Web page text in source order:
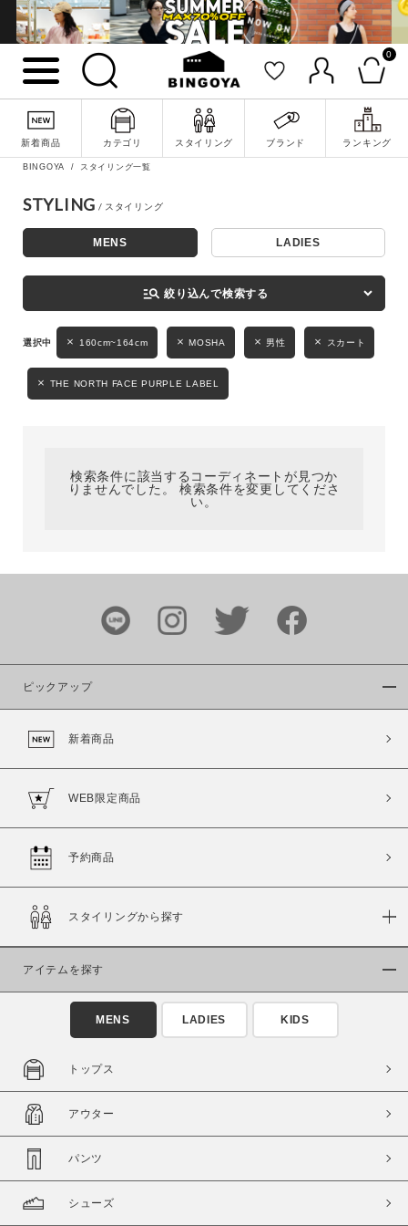
0
新着商品 カテゴリ スタイリング ブランド ランキング
詳細検索
キーワード
性別
MENS LADIES KIDS
ブランド
カラー
商品タイプ
通常商品
セール価格 WEB限定
在庫
在庫あり
BINGOYA スタイリング一覧
STYLING
MENS LADIES
manage_search 絞り込んで検索する
160cm~164cm MOSHA 男性 スカート
THE NORTH FACE PURPLE LABEL
検索条件に該当するコーディネートが見つか
りませんでした。 検索条件を変更してくださ
い。
ピックアップ
新着商品
WEB限定商品
予約商品
スタイリングから探す
アイテムを探す
MENS LADIES KIDS
トップス
アウター
パンツ
シューズ